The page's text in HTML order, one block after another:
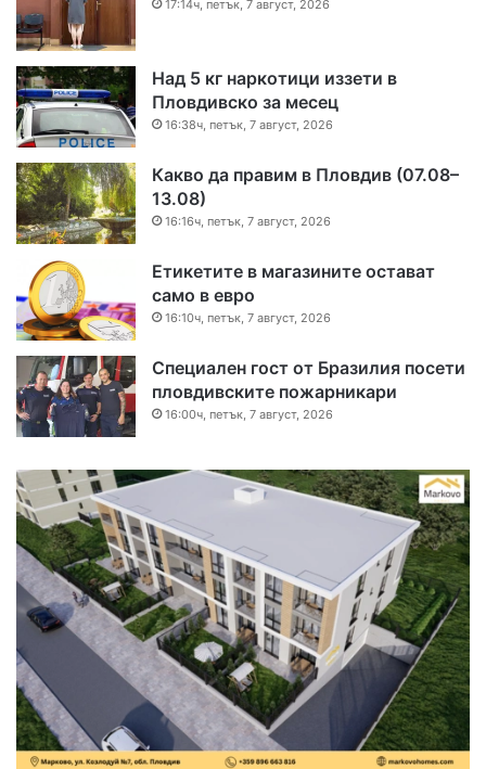
17:14ч, петък, 7 август, 2026
Над 5 кг наркотици иззети в
Пловдивско за месец
16:38ч, петък, 7 август, 2026
Какво да правим в Пловдив (07.08–
13.08)
16:16ч, петък, 7 август, 2026
Етикетите в магазините остават
само в евро
16:10ч, петък, 7 август, 2026
Специален гост от Бразилия посети
пловдивските пожарникари
16:00ч, петък, 7 август, 2026